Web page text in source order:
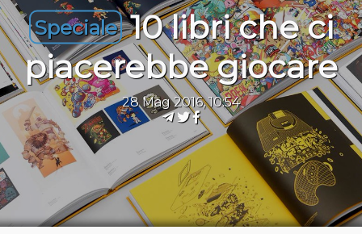
Speciale 10 libri che ci
piacerebbe giocare
28 Mag 2016, 10:54